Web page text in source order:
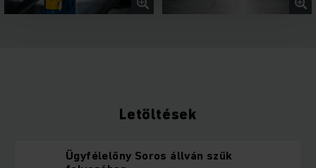
Letöltések
Ügyfélelőny Soros állván szűk